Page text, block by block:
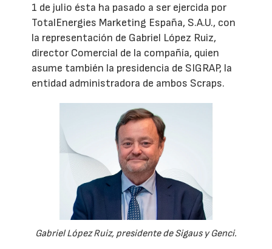
1 de julio ésta ha pasado a ser ejercida por
TotalEnergies Marketing España, S.A.U., con
la representación de Gabriel López Ruiz,
director Comercial de la compañía, quien
asume también la presidencia de SIGRAP, la
entidad administradora de ambos Scraps.
Gabriel López Ruiz, presidente de Sigaus y Genci.